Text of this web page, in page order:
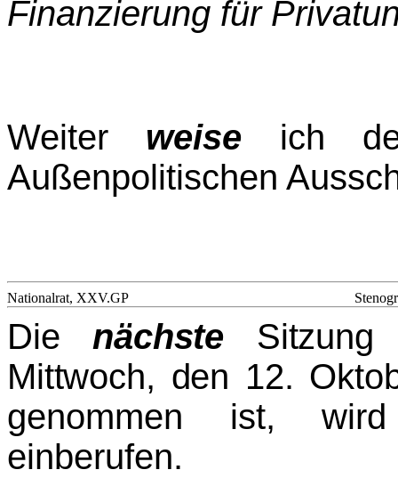
Finanzierung für
Weiter weise ich
Außenpolitischen
Nationalrat, XXV.GP
Die nächste Sitzung
Mittwoch, den 12.
genommen ist,
einberufen.